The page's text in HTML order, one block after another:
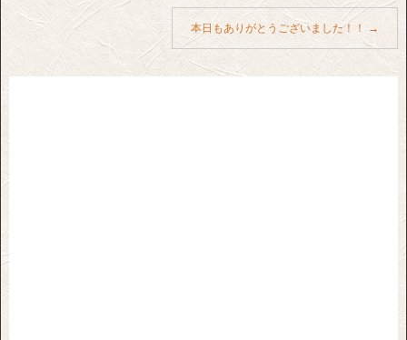
本日もありがとうございました！！ →